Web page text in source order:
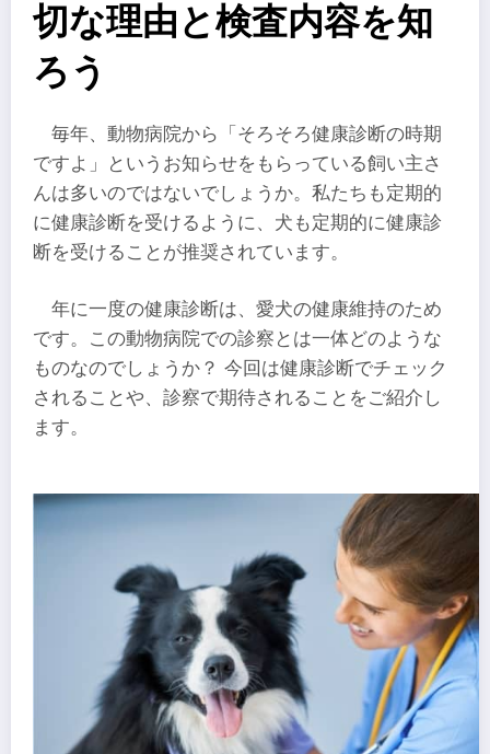
切な理由と検査内容を知
ろう
毎年、動物病院から「そろそろ健康診断の時期
ですよ」というお知らせをもらっている飼い主さ
んは多いのではないでしょうか。私たちも定期的
に健康診断を受けるように、犬も定期的に健康診
断を受けることが推奨されています。
年に一度の健康診断は、愛犬の健康維持のため
です。この動物病院での診察とは一体どのような
ものなのでしょうか？ 今回は健康診断でチェック
されることや、診察で期待されることをご紹介し
ます。